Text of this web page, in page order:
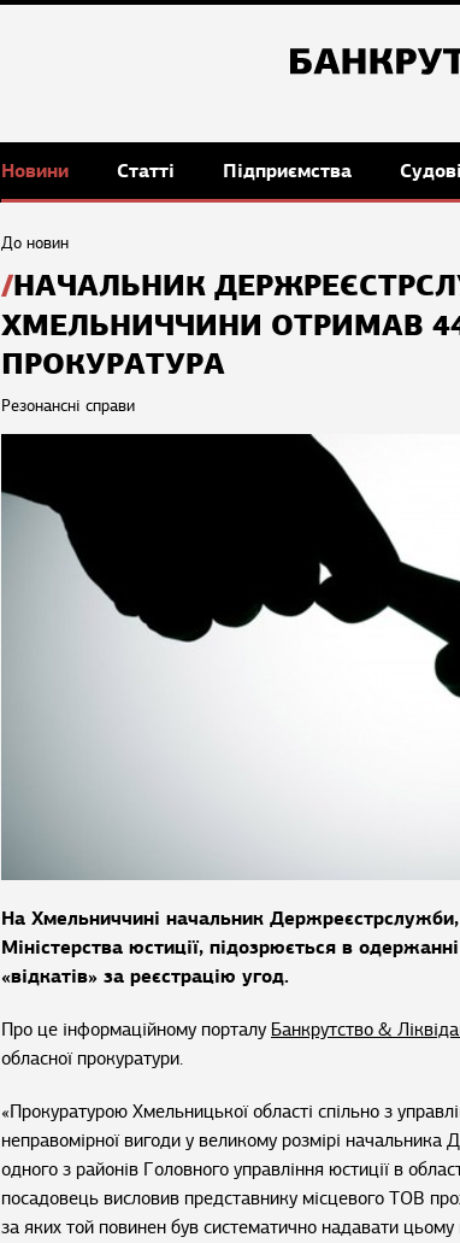
Новини Статті Підприємства
До новин
НАЧАЛЬНИК
ХМЕЛЬНИЧЧИНИ ОТРИМАВ
ПРОКУРАТУРА
Резонансні справи
На Хмельниччині начальник
Міністерства юстиції, підозрюється в
«відкатів» за реєстрацію угод.
Про це інформаційному порталу Банкрутство &
обласної прокуратури.
«Прокуратурою Хмельницької області спільно з
неправомірної вигоди у великому розмірі начальника
одного з районів Головного управління юстиції в
посадовець висловив представнику місцевого ТОВ
за яких той повинен був систематично надавати